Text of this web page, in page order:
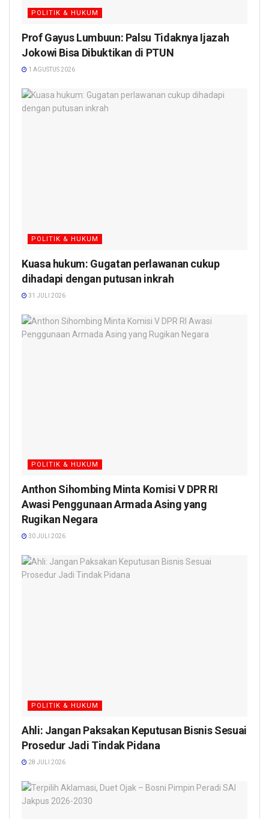
POLITIK & HUKUM
Prof Gayus Lumbuun: Palsu Tidaknya Ijazah
Jokowi Bisa Dibuktikan di PTUN
1 AGUSTUS 2026
POLITIK & HUKUM
Kuasa hukum: Gugatan perlawanan cukup
dihadapi dengan putusan inkrah
31 JULI 2026
POLITIK & HUKUM
Anthon Sihombing Minta Komisi V DPR RI
Awasi Penggunaan Armada Asing yang
Rugikan Negara
30 JULI 2026
POLITIK & HUKUM
Ahli: Jangan Paksakan Keputusan Bisnis Sesuai
Prosedur Jadi Tindak Pidana
28 JULI 2026